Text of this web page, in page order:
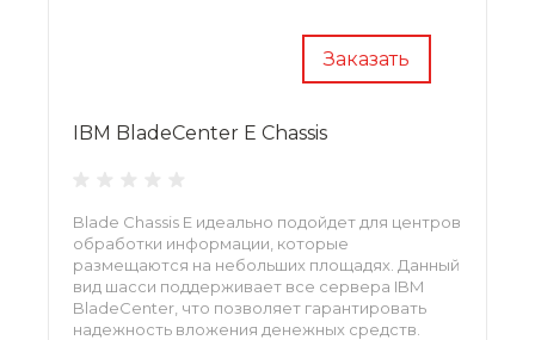
Заказать
IBM BladeCenter E Chassis
Blade Chassis E идеально подойдет для центров
обработки информации, которые
размещаются на небольших площадях. Данный
вид шасси поддерживает все сервера IBM
BladeCenter, что позволяет гарантировать
надежность вложения денежных средств.